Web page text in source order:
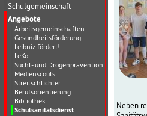
Schulgemeinschaft
Angebote
Arbeitsgemeinschaften
Gesundheitsförderung
Leibniz fördert!
LeKo
Sucht- und Drogenprävention
Medienscouts
Streitschlichter
Berufsorientierung
Bibliothek
Schulsanitätsdienst
Neben